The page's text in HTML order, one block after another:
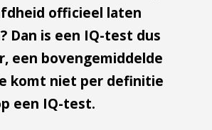
officieel laten
Dan is een IQ-test dus
een bovengemiddelde
komt niet per definitie
een IQ-test.